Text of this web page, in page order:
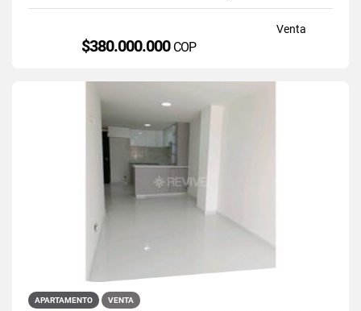
Venta
$380.000.000 COP
APARTAMENTO VENTA